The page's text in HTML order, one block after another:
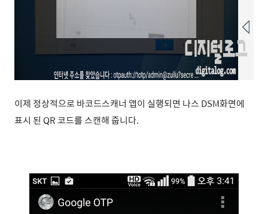
이제 정상적으로 바코드스캐너 앱이 실행되면 나스 DSM화면에
표시 된 QR 코드를 스캔해 줍니다.